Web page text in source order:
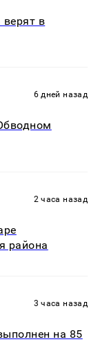
в
6 дней назад
2 часа назад
района
3 часа назад
на 85